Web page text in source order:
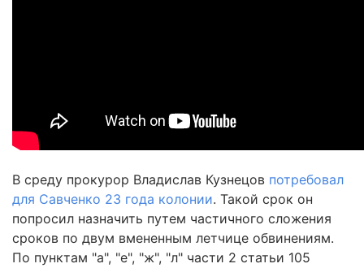
В среду прокурор Владислав Кузнецов потребовал
для Савченко 23 года колонии. Такой срок он
попросил назначить путем частичного сложения
сроков по двум вмененным летчице обвинениям.
По пунктам "а", "е", "ж", "л" части 2 статьи 105